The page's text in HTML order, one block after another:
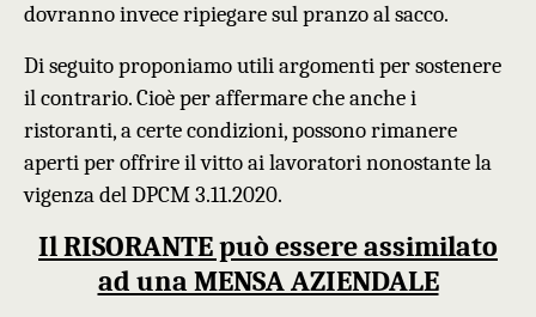
dovrannoinveceripiegare sul pranzo al sacco.
Di seguito proponiamo utili argomenti per sostenere
il contrario. Cioè per affermare che anche i
ristoranti, a certe condizioni, possono rimanere
aperti per offrire il vitto ai lavoratori nonostante la
vigenza del DPCM 3.11.2020.
Il RISORANTE può essere assimilato
ad una MENSA AZIENDALE